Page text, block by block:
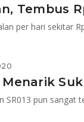
Tembus
SR013 pun sangat